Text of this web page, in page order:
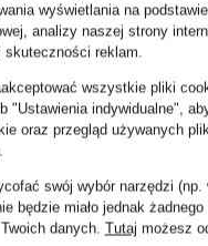
wyświetlania na
analizy naszej strony
skuteczności reklam.
wszystkie pliki
"Ustawienia indywidualne",
oraz przegląd używanych
swój wybór narzędzi (np.
będzie miało jednak żadnego
danych. Tutaj możesz